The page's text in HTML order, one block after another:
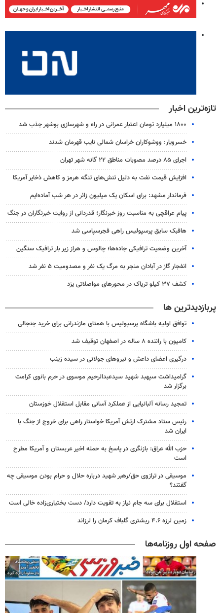
تازه‌ترین اخبار
۱۸۰۰ میلیارد تومان اعتبار عمرانی در راه و شهرسازی بوشهر جذب شد
خسرویار: ووشوکاران خراسان شمالی نایب قهرمان شدند
اجرای ۸۵ درصد مصوبات مناطق ۲۲ گانه شهر تهران
افزایش قیمت نفت به دلیل تنش‌های تنگه هرمز و کاهش ذخایر آمریکا
فرماندار مشهد: برای اسکان یک میلیون زائر در هر شب آماده‌ایم
پیام عراقچی به مناسبت روز خبرنگار؛ قدردانی از روایت خبرنگاران در جنگ
هافبک سابق پرسپولیس راهی فجرسپاسی شد
آخرین وضعیت ترافیکی جاده‌ها؛ چالوس و هراز زیر بار ترافیک سنگین
انفجار گاز در آبادان منجر به مرگ یک نفر و مصدومیت ۵ نفر شد
کشف ۳۷ کیلو تریاک در محورهای مواصلاتی یزد
پربازدیدترین ها
توافق اولیه باشگاه پرسپولیس با همتای مازندرانی برای خرید جنجالی
کامیون با راننده ۸ ساله در اصفهان توقیف شد
درگیری اعضای داعش و نیروهای جولانی در سیده زینب
گرامیداشت سپهبد شهید سیدعبدالرحیم موسوی در حرم بانوی کرامت
برگزار شد
تمجید رسانه آلبانیایی از عملکرد آسانی مقابل استقلال خوزستان
رئیس ستاد مشترک ارتش آمریکا خواستار راهی برای خروج از جنگ با
ایران شد
حزب الله عراق: بازنگری در پاسخ به حمله اخیر عربستان و آمریکا مطرح
است
موسیقی در ترازوی حق/رهبر شهید درباره حلال و حرام بودن موسیقی چه
گفتند؟
استقلال برای سه جام نیاز به تقویت دارد/ دست بختیاری‌زاده خالی است
زمین لرزه ۴.۶ ریشتری گلباف کرمان را لرزاند
صفحه اول روزنامه‌ها